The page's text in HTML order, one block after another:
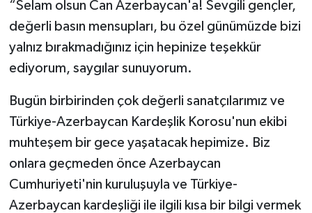
“Selam olsun Can Azerbaycan'a! Sevgili gençler,
değerli basın mensupları, bu özel günümüzde bizi
yalnız bırakmadığınız için hepinize teşekkür
ediyorum, saygılar sunuyorum.
Bugün birbirinden çok değerli sanatçılarımız ve
Türkiye-Azerbaycan Kardeşlik Korosu'nun ekibi
muhteşem bir gece yaşatacak hepimize. Biz
onlara geçmeden önce Azerbaycan
Cumhuriyeti'nin kuruluşuyla ve Türkiye-
Azerbaycan kardeşliği ile ilgili kısa bir bilgi vermek